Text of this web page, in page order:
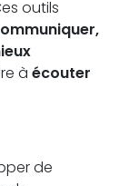
outils
à écouter
de